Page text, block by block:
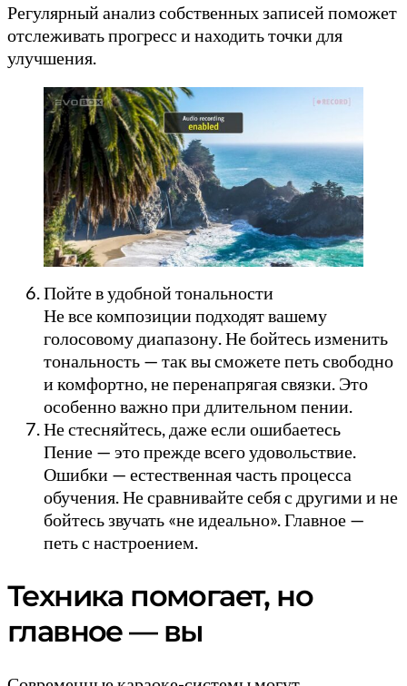
Регулярный анализ собственных записей поможет
отслеживать прогресс и находить точки для
улучшения.
Пойте в удобной тональности
Не все композиции подходят вашему
голосовому диапазону. Не бойтесь изменить
тональность — так вы сможете петь свободно
и комфортно, не перенапрягая связки. Это
особенно важно при длительном пении.
Не стесняйтесь, даже если ошибаетесь
Пение — это прежде всего удовольствие.
Ошибки — естественная часть процесса
обучения. Не сравнивайте себя с другими и не
бойтесь звучать «не идеально». Главное —
петь с настроением.
Техника помогает, но
главное — вы